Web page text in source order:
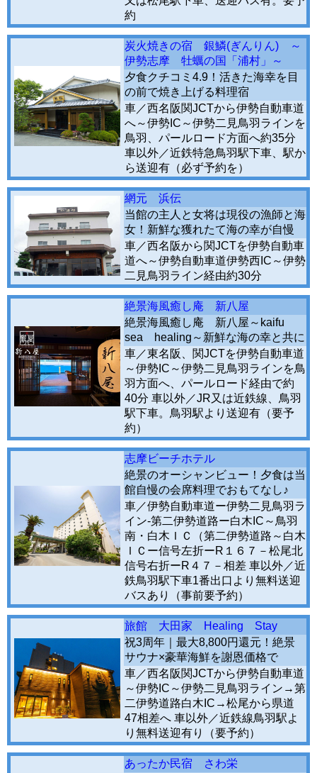
約
炭火焼きの宿 銀鱗(ぎんりん) ～
伊勢志摩 牡蠣の国「浦村」～
夕食クチコミ4.9！活きた海幸を目
の前で焼き上げる料理宿
車／西名阪関JCTから伊勢自動車道
へ～伊勢IC～伊勢二見鳥羽ラインを
鳥羽、パールロード方面へ約35分
車以外／近鉄特急鳥羽駅下車、駅か
ら送迎有（必ず予約を）
網元 浜伝
当館の主人と女将は現役の漁師と海
女！新鮮な獲れたて海の幸が自慢
車／西名阪から関JCTを伊勢自動車
道へ～伊勢自動車道伊勢西IC～伊勢
二見鳥羽ライン経由約30分
絶景海風癒し庵 新八屋
絶景海風癒し庵 新八屋～kaifu
sea healing～新鮮な海の幸と共に
車／東名阪、関JCTを伊勢自動車道
～伊勢IC～伊勢二見鳥羽ラインを鳥
羽方面へ、パールロード経由で約
40分 車以外／JR又は近鉄線、鳥羽
駅下車。鳥羽駅より送迎有（要予
約）
志摩ビーチホテル
絶景のオーシャンビュー！夕食は当
館自慢の会席料理でおもてなし♪
車／伊勢自動車道ー伊勢二見鳥羽ラ
イン-第二伊勢道路ー白木IC～鳥羽
南・白木ＩＣ（第二伊勢道路～白木
ＩＣー信号左折ーR１６７－松尾北
信号右折ーR４７－相差 車以外／近
鉄鳥羽駅下車1番出口より無料送迎
バスあり（事前要予約）
旅館 大田家 Healing Stay
祝3周年｜最大8,800円還元！絶景
サウナ×豪華海鮮を謝恩価格で
車／西名阪関JCTから伊勢自動車道
～伊勢IC～伊勢二見鳥羽ライン→第
二伊勢道路白木IC→松尾から県道
47相差へ 車以外／近鉄線鳥羽駅よ
り無料送迎有り（要予約）
あったか民宿 さわ栄